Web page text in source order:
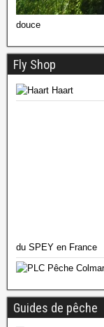
douce
Fly Shop
Haart
du SPEY en France
Guides de pêche